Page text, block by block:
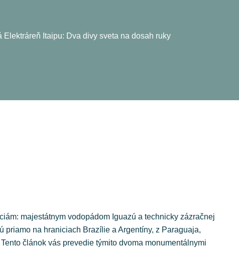
Elektráreň Itaipu: Dva divy sveta na dosah ruky
majestátnym vodopádom Iguazú a technicky zázračnej
na hraniciach Brazílie a Argentíny, z Paraguaja,
článok vás prevedie týmito dvoma monumentálnymi